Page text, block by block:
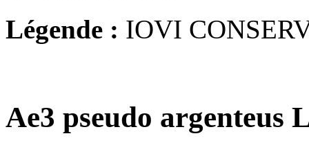
Légende : IOVI
Ae3 pseudo argenteus